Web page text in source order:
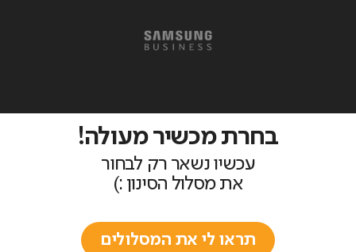
בחרת מכשיר מעולה!
עכשיו נשאר רק לבחור
את מסלול הסינון :)
תראו לי את המסלולים